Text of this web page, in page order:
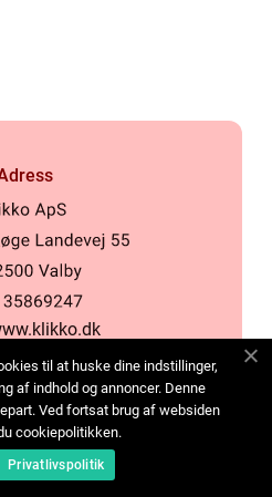
Menu
Om oss
til at huske dine indstillinger,
af indhold og annoncer. Denne
Ved fortsat brug af websiden
cookiepolitikken.
Privatlivspolitik